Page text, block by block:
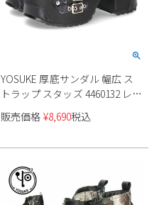
YOSUKE 厚底サンダル 幅広 ス
トラップ スタッズ 4460132 レデ
ィース
販売価格 ¥8,690税込